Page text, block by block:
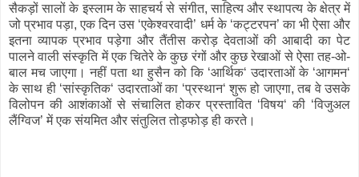
सैकड़ों सालों के इस्लाम के साहचर्य से संगीत, साहित्य और स्थापत्य के क्षेत्र में
जो प्रभाव पड़ा, एक दिन उस ‘एकेश्वरवादी’ धर्म के ‘कट्टरपन’ का भी ऐसा और
इतना व्यापक प्रभाव पड़ेगा और तैंतीस करोड़ देवताओं की आबादी का पेट
पालने वाली संस्कृति में एक चितेरे के कुछ रंगों और कुछ रेखाओं से ऐसा तह-ओ-
बाल मच जाएगा। नहीं पता था हुसैन को कि ‘आर्थिक‘ उदारताओं के ‘आगमन‘
के साथ ही ‘सांस्कृतिक‘ उदारताओं का ‘प्रस्थान‘ शुरू हो जाएगा, तब वे उसके
विलोपन की आशंकाओं से संचालित होकर प्रस्तावित ‘विषय‘ की ‘विजुअल
लैंग्विज’ में एक संयमित और संतुलित तोड़फोड़ ही करते।